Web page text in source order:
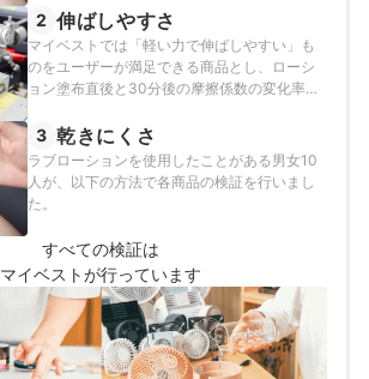
2 伸ばしやすさ
マイベストでは「軽い力で伸ばしやすい」も
のをユーザーが満足できる商品とし、ローシ
ョン塗布直後と30分後の摩擦係数の変化率が
法で検証を行いました。
3 乾きにくさ
ラブローションを使用したことがある男女10
人が、以下の方法で各商品の検証を行いまし
た。
すべての検証は
マイベストが行っています